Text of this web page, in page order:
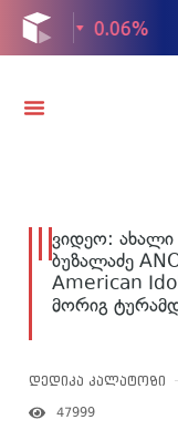
ვიდეო: ახალი
ბუზალაძე
American
მორიგ
დედიკა კალატოზი
47999